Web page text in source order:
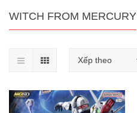
WITCH FROM MERCURY